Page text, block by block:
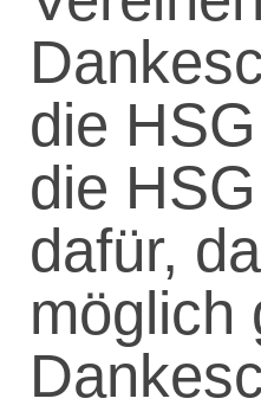
die
die
dafür,
möglich